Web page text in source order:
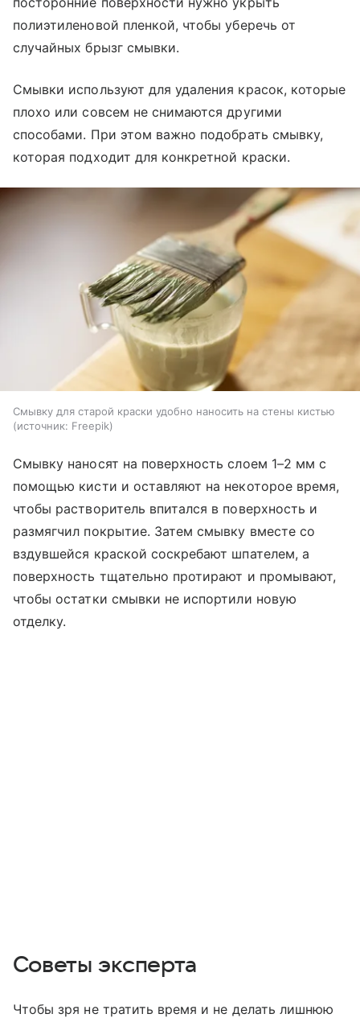
полиэтиленовой пленкой, чтобы уберечь от
случайных брызг смывки.
Смывки используют для удаления красок, которые
плохо или совсем не снимаются другими
способами. При этом важно подобрать смывку,
которая подходит для конкретной краски.
Смывку для старой краски удобно наносить на стены кистью
источник: Freepik
Смывку наносят на поверхность слоем 1–2 мм с
помощью кисти и оставляют на некоторое время,
чтобы растворитель впитался в поверхность и
размягчил покрытие. Затем смывку вместе со
вздувшейся краской соскребают шпателем, а
поверхность тщательно протирают и промывают,
чтобы остатки смывки не испортили новую
отделку.
Советы эксперта
Чтобы зря не тратить время и не делать лишнюю